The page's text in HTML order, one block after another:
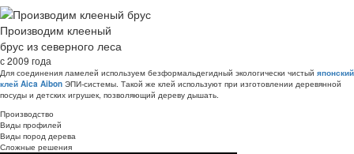
Производим клееный
брус из северного леса
с 2009 года
Для соединения ламелей используем безформальдегидный экологически чистый японский
клей Aica Aibon ЭПИ-системы. Такой же клей используют при изготовлении деревянной
посуды и детских игрушек, позволяющий дереву дышать.
Производство
Виды профилей
Виды пород дерева
Сложные решения